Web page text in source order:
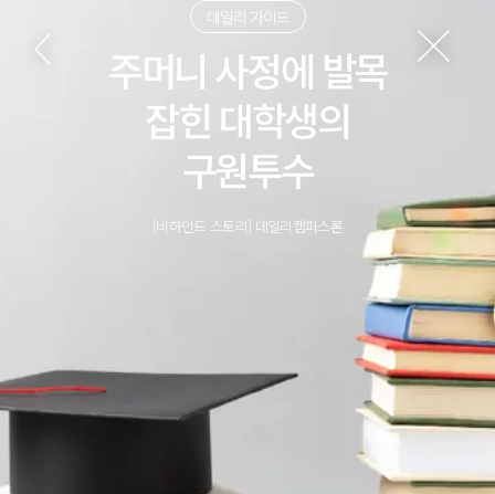
데일리 가이드
주머니 사정에 발목
잡힌 대학생의
구원투수
[비하인드 스토리] 데일리캠퍼스론